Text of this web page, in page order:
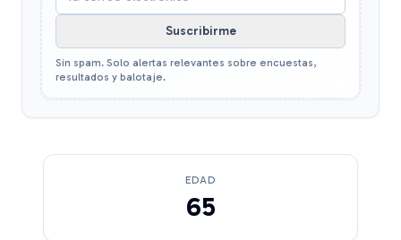
Suscribirme
Sin spam. Solo alertas relevantes sobre encuestas,
resultados y balotaje.
EDAD
65